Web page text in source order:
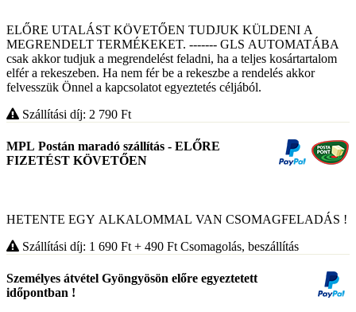
ELŐRE UTALÁST KÖVETŐEN TUDJUK KÜLDENI A
MEGRENDELT TERMÉKEKET. ------- GLS AUTOMATÁBA
csak akkor tudjuk a megrendelést feladni, ha a teljes kosártartalom
elfér a rekeszeben. Ha nem fér be a rekeszbe a rendelés akkor
felvesszük Önnel a kapcsolatot egyeztetés céljából.
Szállítási díj: 2 790 Ft
MPL Postán maradó szállítás - ELŐRE
FIZETÉST KÖVETŐEN
HETENTE EGY ALKALOMMAL VAN CSOMAGFELADÁS !
Szállítási díj: 1 690 Ft + 490 Ft Csomagolás, beszállítás
Személyes átvétel Gyöngyösön előre egyeztetett
időpontban !